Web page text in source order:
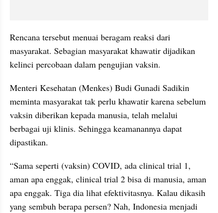
Rencana tersebut menuai beragam reaksi dari
masyarakat. Sebagian masyarakat khawatir dijadikan
kelinci percobaan dalam pengujian vaksin.
Menteri Kesehatan (Menkes) Budi Gunadi Sadikin
meminta masyarakat tak perlu khawatir karena sebelum
vaksin diberikan kepada manusia, telah melalui
berbagai uji klinis. Sehingga keamanannya dapat
dipastikan.
“Sama seperti (vaksin) COVID, ada clinical trial 1,
aman apa enggak, clinical trial 2 bisa di manusia, aman
apa enggak. Tiga dia lihat efektivitasnya. Kalau dikasih
yang sembuh berapa persen? Nah, Indonesia menjadi